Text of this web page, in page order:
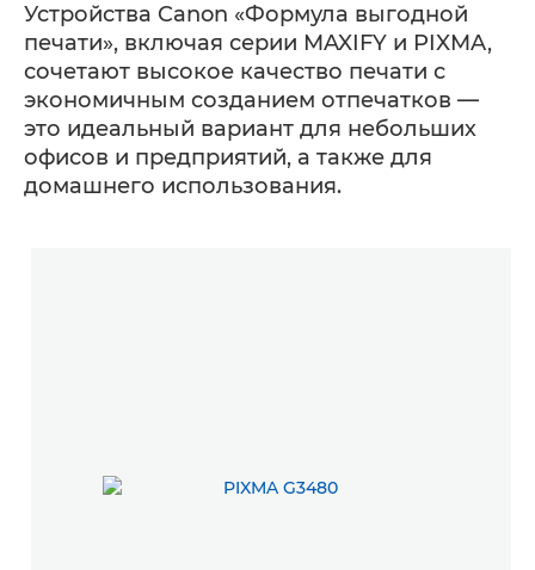
Устройства Canon «Формула выгодной
печати», включая серии MAXIFY и PIXMA,
сочетают высокое качество печати с
экономичным созданием отпечатков —
это идеальный вариант для небольших
офисов и предприятий, а также для
домашнего использования.